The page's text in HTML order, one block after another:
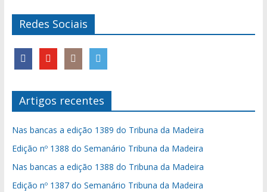
Redes Sociais
Artigos recentes
Nas bancas a edição 1389 do Tribuna da Madeira
Edição nº 1388 do Semanário Tribuna da Madeira
Nas bancas a edição 1388 do Tribuna da Madeira
Edição nº 1387 do Semanário Tribuna da Madeira